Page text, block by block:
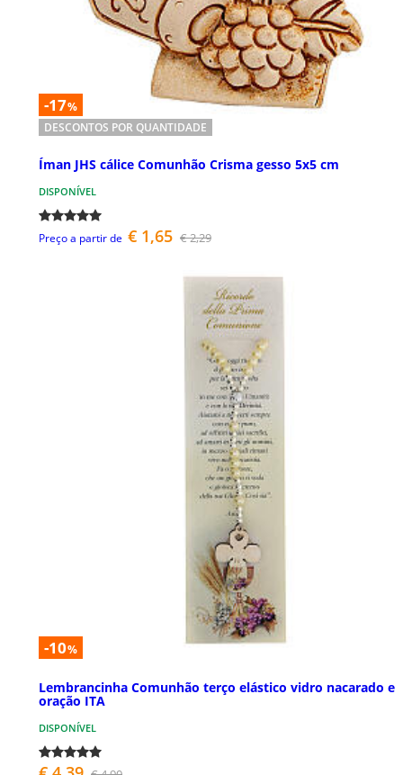
-17%
DESCONTOS POR QUANTIDADE
Íman JHS cálice Comunhão Crisma gesso 5x5 cm
DISPONÍVEL
Preço a partir de € 1,65 € 2,29
-10%
Lembrancinha Comunhão terço elástico vidro nacarado e
oração ITA
DISPONÍVEL